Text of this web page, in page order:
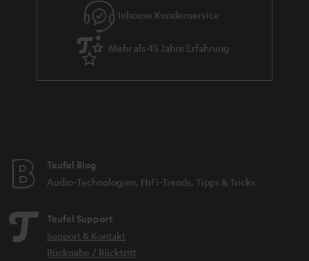
Inhouse Kundenservice
Mehr als 45 Jahre Erfahrung
Teufel Blog
Audio-Technologien, HiFi-Trends, Tipps & Tricks
Teufel Support
Support & Kontakt
Rückgabe / Rücktritt